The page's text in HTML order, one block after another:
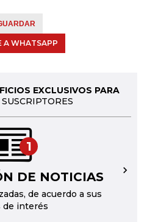
A WHATSAPP
EXCLUSIVOS PARA
1
DE NOTICIAS
de acuerdo a sus
de interés
→